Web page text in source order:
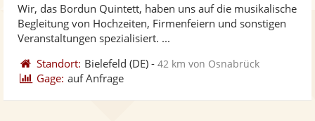
Fotos
5
Wir, das Bordun Quintett, haben uns auf die musikalische
Begleitung von Hochzeiten, Firmenfeiern und sonstigen
Veranstaltungen spezialisiert. ...
Standort: Bielefeld (DE) -42 km von Osnabrück
Gage: auf Anfrage